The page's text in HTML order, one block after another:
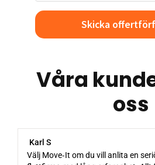
Skicka
Våra
oss